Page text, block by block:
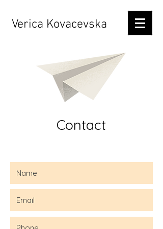
Verica Kovacevska
Contact